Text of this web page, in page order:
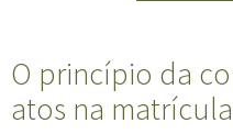
O princípio da
atos na matrícula